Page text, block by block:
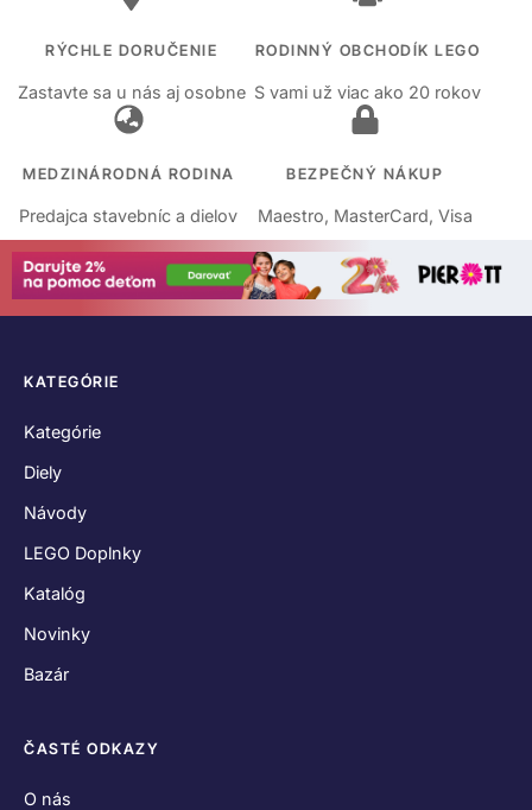
RÝCHLE DORUČENIE
Zastavte sa u nás aj osobne
RODINNÝ OBCHODÍK LEGO
S vami už viac ako 20 rokov
MEDZINÁRODNÁ RODINA
Predajca stavebníc a dielov
BEZPEČNÝ NÁKUP
Maestro, MasterCard, Visa
KATEGÓRIE
Kategórie
Diely
Návody
LEGO Doplnky
Katalóg
Novinky
Bazár
ČASTÉ ODKAZY
O nás